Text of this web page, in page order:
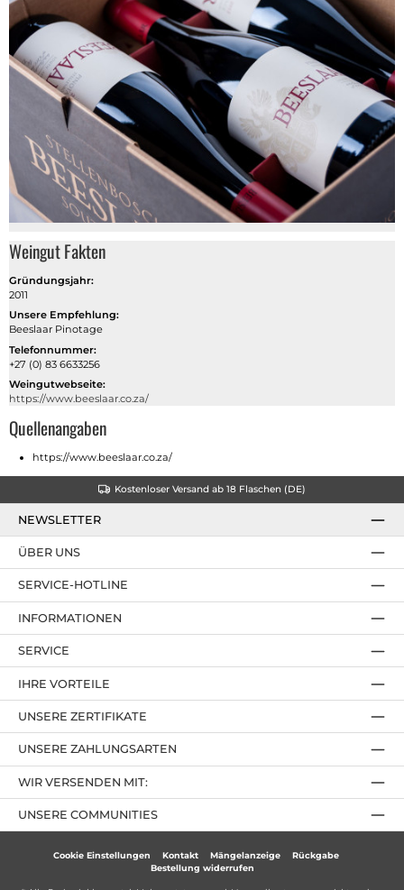
Weingut Fakten
Gründungsjahr:
2011
Unsere Empfehlung:
Beeslaar Pinotage
Telefonnummer:
+27 (0) 83 6633256
Weingutwebseite:
https://www.beeslaar.co.za/
Quellenangaben
https://www.beeslaar.co.za/
Kostenloser Versand ab 18 Flaschen (DE)
NEWSLETTER
SERVICE-HOTLINE
IHRE VORTEILE
UNSERE ZAHLUNGSARTEN
ÜBER UNS
UNSERE ZERTIFIKATE
INFORMATIONEN
SERVICE
UNSERE COMMUNITIES
WIR VERSENDEN MIT:
Cookie Einstellungen Kontakt Mängelanzeige
Rückgabe
Bestellung widerrufen